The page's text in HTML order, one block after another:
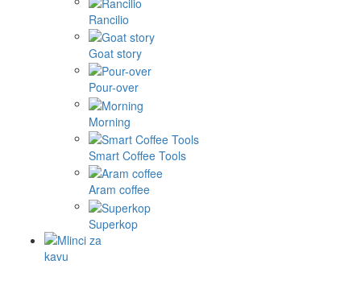
Rancilio
Goat story
Pour-over
Morning
Smart Coffee Tools
Aram coffee
Superkop